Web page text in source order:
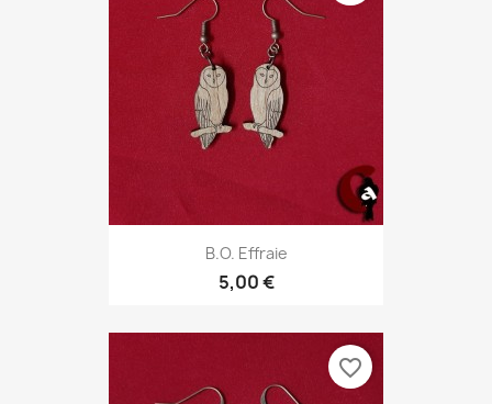
B.O. Effraie
5,00 €
favorite_border